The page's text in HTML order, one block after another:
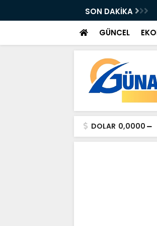
SON DAKİKA
GÜNCEL
DOLAR 0,0000